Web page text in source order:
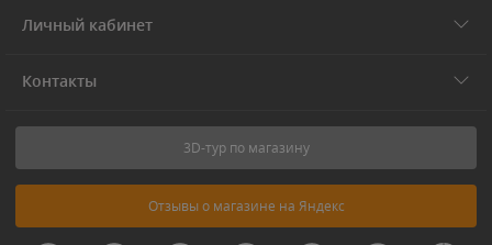
Личный кабинет
Контакты
3D-тур по магазину
Отзывы о магазине на Яндекс